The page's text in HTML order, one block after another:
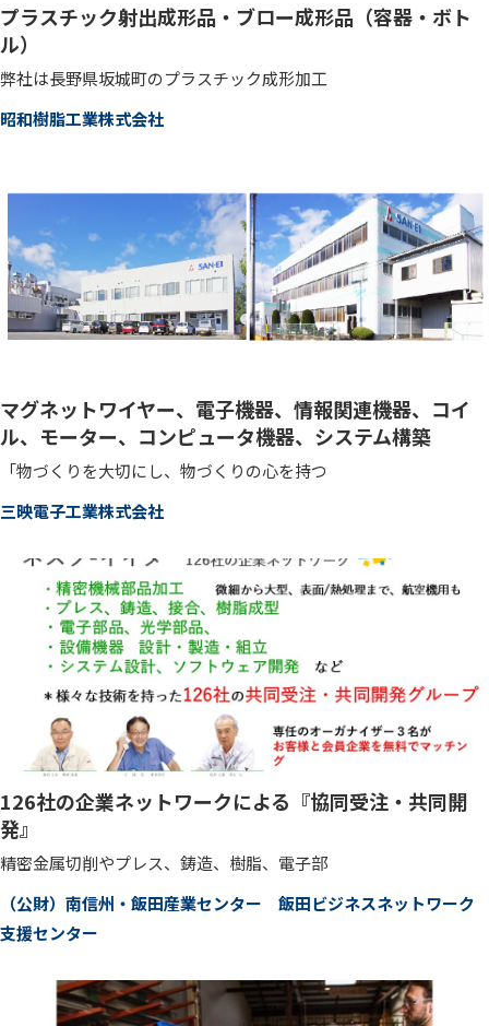
プラスチック射出成形品・ブロー成形品（容器・ボト
ル）
弊社は長野県坂城町のプラスチック成形加工
昭和樹脂工業株式会社
マグネットワイヤー、電子機器、情報関連機器、コイ
ル、モーター、コンピュータ機器、システム構築
「物づくりを大切にし、物づくりの心を持つ
三映電子工業株式会社
126社の企業ネットワークによる『協同受注・共同開
発』
精密金属切削やプレス、鋳造、樹脂、電子部
（公財）南信州・飯田産業センター 飯田ビジネスネットワーク
支援センター